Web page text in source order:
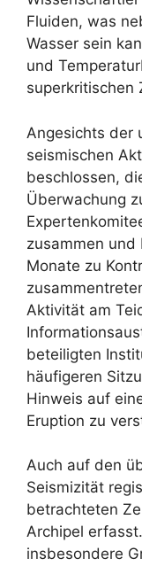
Fluiden, was
Wasser sein
und
superkritischen
Angesichts der
seismischen
beschlossen,
Überwachung
zusammen
Monate zu
Aktivität am
beteiligten
häufigeren
Hinweis auf
Eruption zu
Auch auf den
Seismizität
betrachteten
Archipel
insbesondere